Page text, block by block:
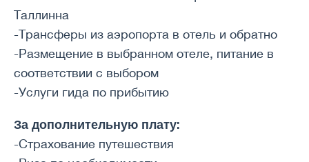
Таллинна
-Трансферы из аэропорта в отель и обратно
-Размещение в выбранном отеле, питание в
соответствии с выбором
-Услуги гида по прибытию
За дополнительную плату:
-Страхование путешествия